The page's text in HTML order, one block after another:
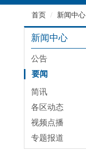
首页 / 新闻中心
新闻中心
公告
要闻
简讯
各区动态
视频点播
专题报道